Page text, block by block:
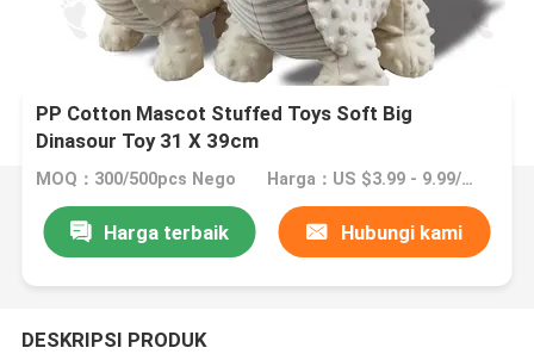
PP Cotton Mascot Stuffed Toys Soft Big
Dinasour Toy 31 X 39cm
MOQ：300/500pcs Nego Harga：US $3.99 - 9.99/Piece
Harga terbaik Hubungi kami
DESKRIPSI PRODUK